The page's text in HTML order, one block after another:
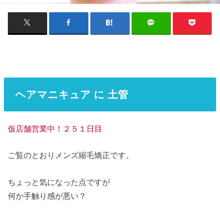
ヘアマニキュア に 土管
仮店舗営業中！２５１日目
ご覧のとおりメンズ縮毛矯正です。
ちょっと気になった点ですが
何か手触り感が悪い？